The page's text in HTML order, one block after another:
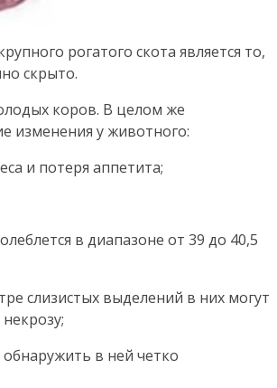
рогатого скота является то,
скрыто.
коров. В целом же
изменения у животного:
и потеря аппетита;
в диапазоне от 39 до 40,5
слизистых выделений в них могут
в ней четко